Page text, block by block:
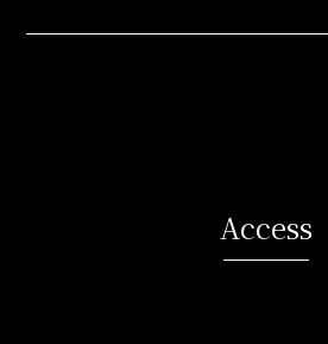
Access